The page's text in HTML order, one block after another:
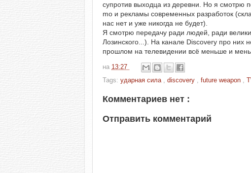
супротив выходца из деревни. Но я смотрю
mo и рекламы современных разработок
нас нет и уже никогда не будет).
Я смотрю передачу ради людей, ради
Лозинского...). На канале Discovery про них
прошлом на телевидении всё меньше и
на 13:27
Tags: ударная сила discovery future weapon
Комментариев нет :
Отправить комментарий